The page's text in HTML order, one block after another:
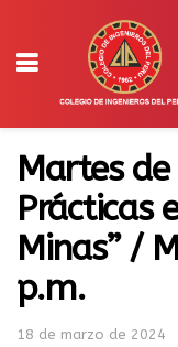
Martes
Prácticas
Minas” /
p.m.
18 de marzo de 2024